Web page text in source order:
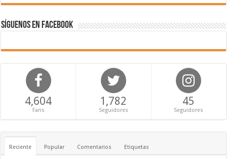
Síguenos en Facebook
4,604
Fans
1,782
Seguidores
45
Seguidores
Reciente Popular Comentarios Etiquetas